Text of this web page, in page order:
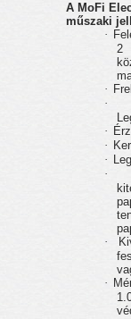
A MoFi
műszaki
·
2
·
·
·
·
·
·
·
·